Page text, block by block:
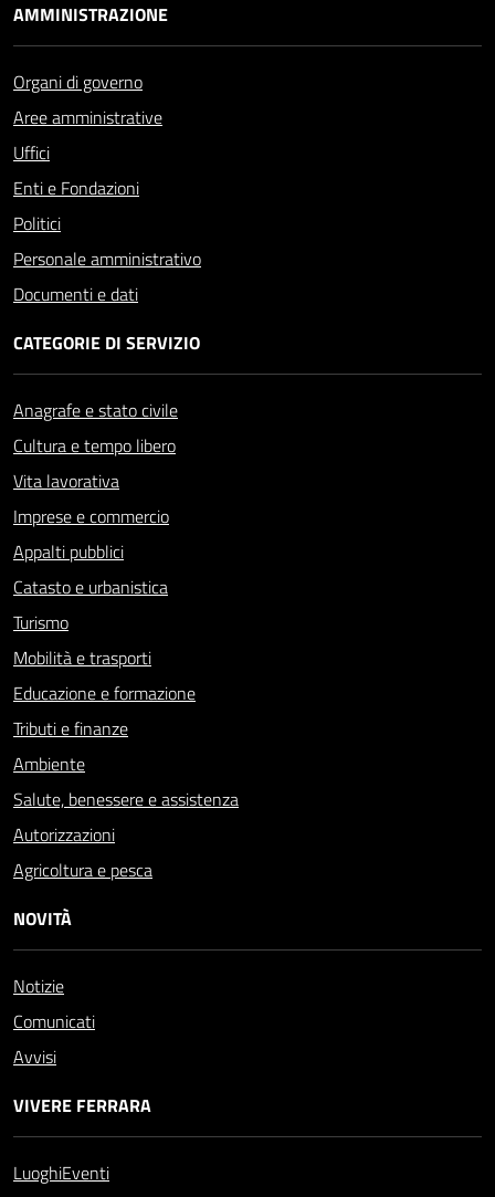
AMMINISTRAZIONE
Organi di governo
Aree amministrative
Uffici
Enti e Fondazioni
Politici
Personale amministrativo
Documenti e dati
CATEGORIE DI SERVIZIO
Anagrafe e stato civile
Cultura e tempo libero
Vita lavorativa
Imprese e commercio
Appalti pubblici
Catasto e urbanistica
Turismo
Mobilità e trasporti
Educazione e formazione
Tributi e finanze
Ambiente
Salute, benessere e assistenza
Autorizzazioni
Agricoltura e pesca
NOVITÀ
Notizie
Comunicati
Avvisi
VIVERE FERRARA
LuoghiEventi